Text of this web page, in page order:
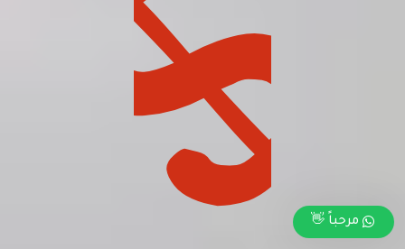
مرحباً 👋